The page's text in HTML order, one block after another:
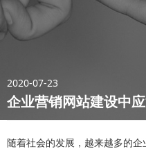
2020-07-23
企业营销网站建设中
随着社会的发展，越来越多的